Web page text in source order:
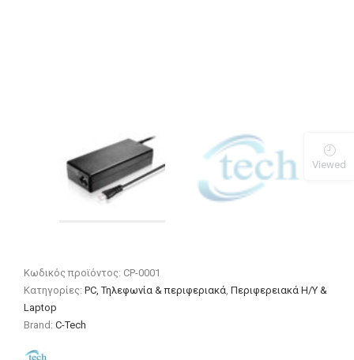
Κωδικός προϊόντος: CP-0001
Κατηγορίες:PC, Τηλεφωνία & περιφεριακά ,Περιφερειακά Η/Υ &
Laptop
Brand:C-Tech
Viewed